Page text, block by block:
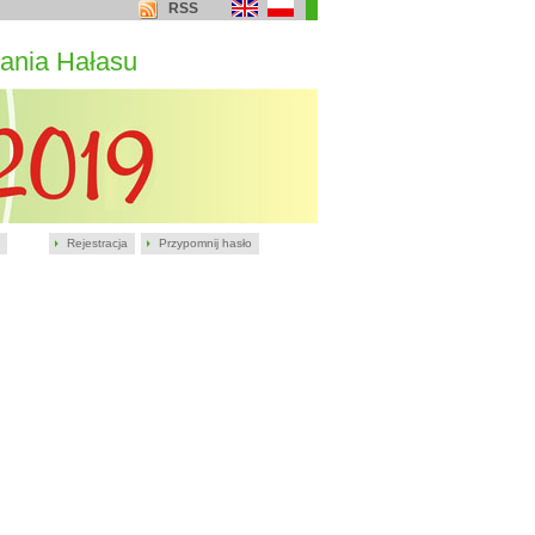
Rejestracja Przypomnij hasło
RSS
Hałasu